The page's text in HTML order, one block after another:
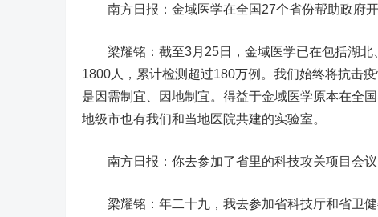
南方日报：金域医学在全国27个省份帮助政府开
梁耀铭：截至3月25日，金域医学已在包括湖北
1800人，累计检测超过180万例。我们始终将抗击
是因需制宜、因地制宜。得益于金域医学原本在全
地级市也有我们和当地医院共建的实验室。
南方日报：你去参加了省里的科技攻关项目会议
梁耀铭：年二十九，我去参加省科技厅和省卫健